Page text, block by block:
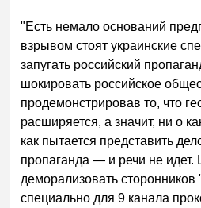
"Есть немало оснований
взрывом стоят украинские
запугать российский
шокировать российское
продемонстрировав то, что
расширяется, а значит, ни о
как пытается представить
пропаганда — и речи не
деморализовать
специально для 9 канала